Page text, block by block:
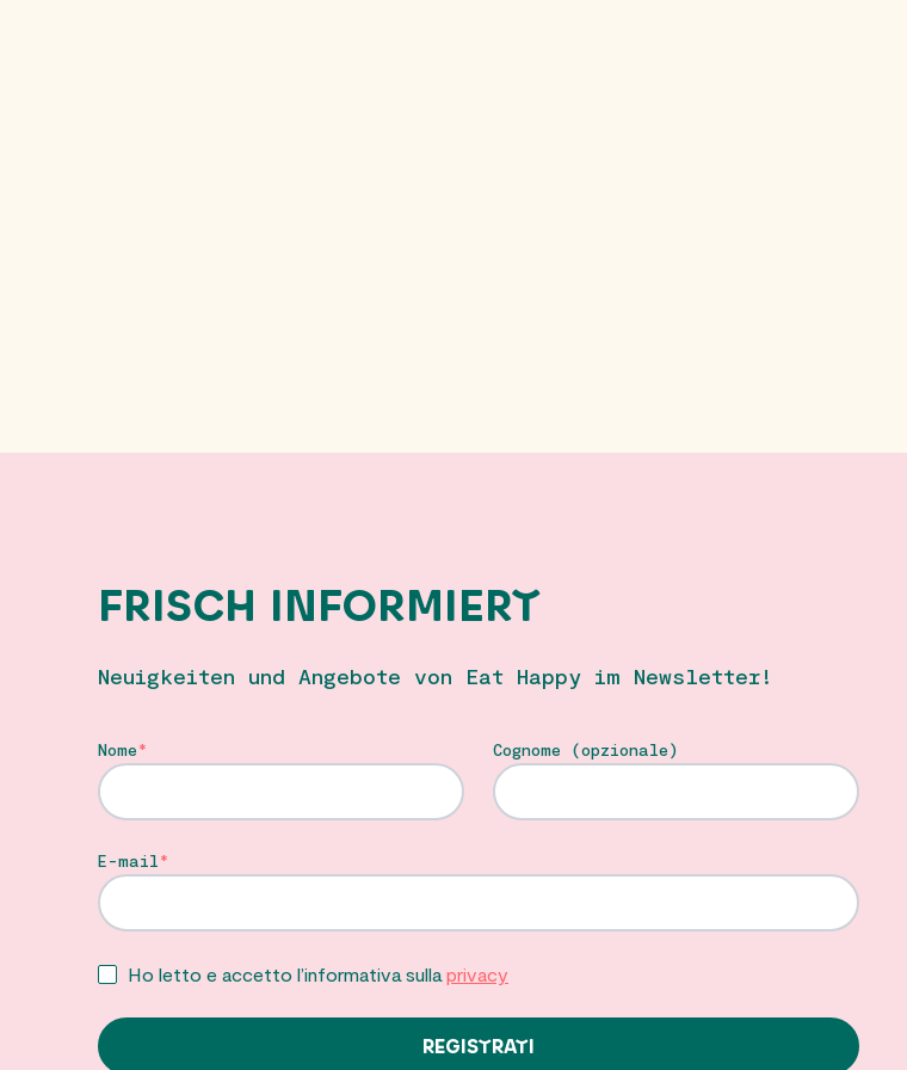
FRISCH INFORMIERT
Neuigkeiten und Angebote von Eat Happy im Newsletter!
Nome Cognome (opzionale)
E-mail
Ho letto e accetto l’informativa sullaprivacy